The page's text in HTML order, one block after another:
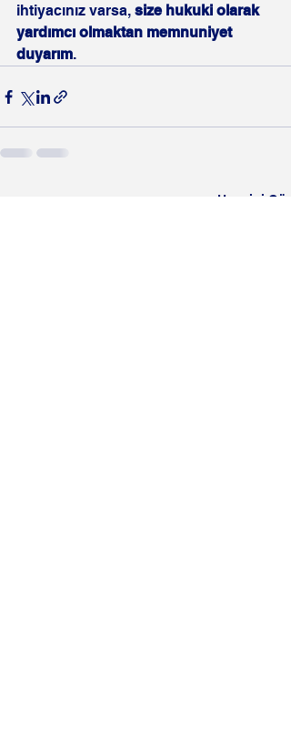
ihtiyacınız varsa, size hukuki olarak
yardımcı olmaktan memnuniyet
duyarım.
Hepsini Gör